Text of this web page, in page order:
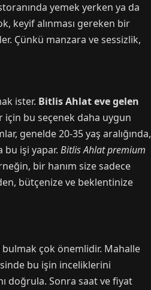
yemek yerken ya da
keyif alınması gereken bir
Çünkü manzara ve sessizlik,
ister. Bitlis Ahlat eve gelen
için bu seçenek daha uygun
genelde 20-35 yaş aralığında,
bu işi yapar. Bitlis Ahlat premium
bir hanım size sadece
bütçenize ve beklentinize
çok önemlidir. Mahalle
bu işin inceliklerini
doğrula. Sonra saat ve fiyat